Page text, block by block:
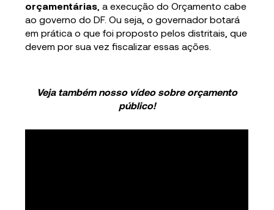
orçamentárias , a execução do Orçamento cabe
ao governo do DF. Ou seja, o governador botará
em prática o que foi proposto pelos distritais, que
devem por sua vez fiscalizar essas ações.
Veja também nosso vídeo sobre orçamento
público!